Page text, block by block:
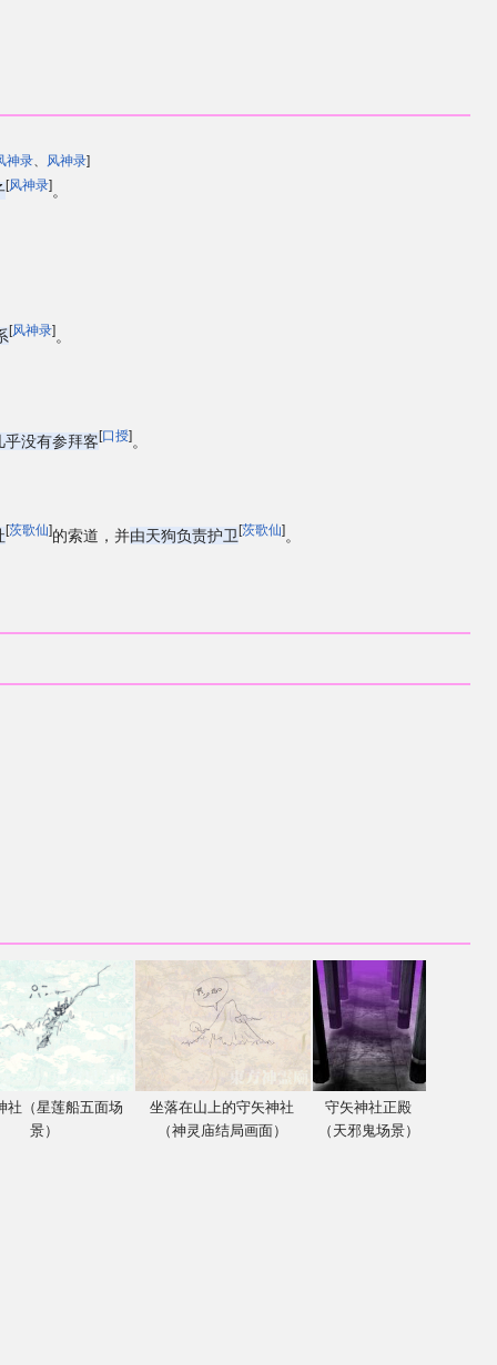
神录、 风神录]
[风神录]。
[风神录]。
乎没有参拜客 [口授]。
[茨歌仙]的索道，并由天狗负责护卫[茨歌仙]。
社（星莲船五面场
景）
坐落在山上的守矢神社
（神灵庙结局画面）
守矢神社正殿
（天邪鬼场景）